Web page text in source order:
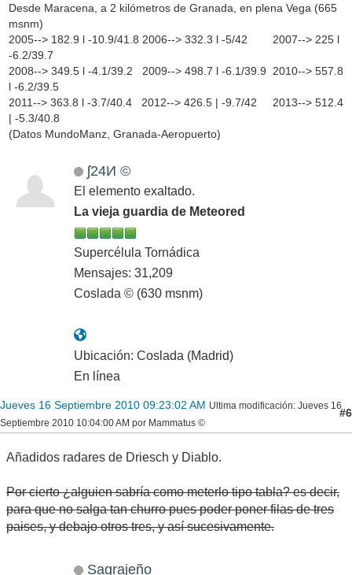
Desde Maracena, a 2 kilómetros de Granada, en plena Vega (665
msnm)
2005--> 182.9 l -10.9/41.8 2006--> 332.3 l -5/42 2007--> 225 l
-6.2/39.7
2008--> 349.5 l -4.1/39.2 2009--> 498.7 l -6.1/39.9 2010--> 557.8
l -6.2/39.5
2011--> 363.8 l -3.7/40.4 2012--> 426.5 | -9.7/42 2013--> 512.4
| -5.3/40.8
(Datos MundoManz, Granada-Aeropuerto)
ʃ24И ©
El elemento exaltado.
La vieja guardia de Meteored
Supercélula Tornádica
Mensajes: 31,209
Coslada © (630 msnm)
Ubicación: Coslada (Madrid)
En línea
Jueves 16 Septiembre 2010 09:23:02 AM Ultima modificación: Jueves 16
Septiembre 2010 10:04:00 AM por Mammatus ©
#6
Añadidos radares de Driesch y Diablo.
Por cierto ¿alguien sabría como meterlo tipo tabla? es decir,
para que no salga tan churro pues poder poner filas de tres
paises, y debajo otros tres, y así sucesivamente.
Sagrajeño